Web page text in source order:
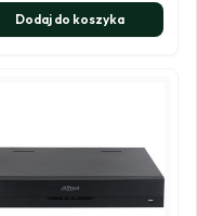
Dodaj do koszyka